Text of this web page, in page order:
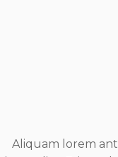
Aliquam lorem